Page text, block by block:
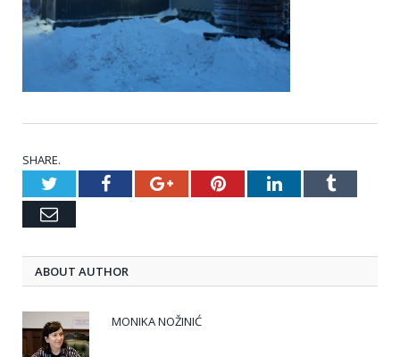
SHARE.
TwitterFacebookGoogle+PinterestLinkedInTumblr
Email
ABOUT AUTHOR
MONIKA NOŽINIĆ